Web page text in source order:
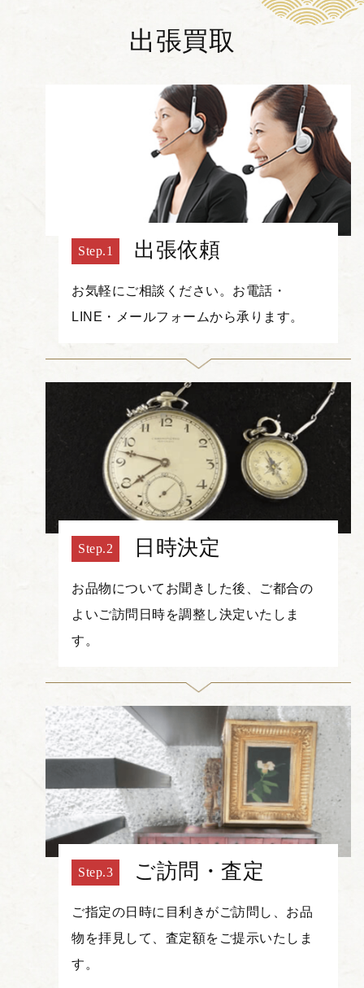
出張買取
出張依頼
お気軽にご相談ください。お電話・
LINE・メールフォームから承ります。
日時決定
お品物についてお聞きした後、ご都合の
よいご訪問日時を調整し決定いたしま
す。
ご訪問・査定
ご指定の日時に目利きがご訪問し、お品
物を拝見して、査定額をご提示いたしま
す。